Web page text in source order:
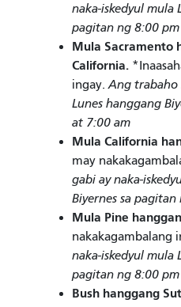
naka-iskedyul mula
pagitan ng 8:00
Mula Sacramento
California.
ingay. Ang trabaho
Lunes hanggang
at 7:00 am
Mula California
may
gabi ay naka-
Biyernes sa
Mula Pine
nakakagambalang
naka-iskedyul mula
pagitan ng 8:00
Bush hanggang